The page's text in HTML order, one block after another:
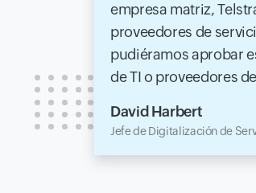
empresa matriz,
proveedores de
pudiéramos aprobar
de TI o proveedores
David Harbert
Jefe de Digitalización de